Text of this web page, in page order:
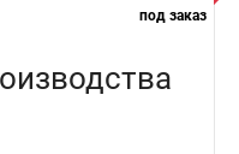
под заказ